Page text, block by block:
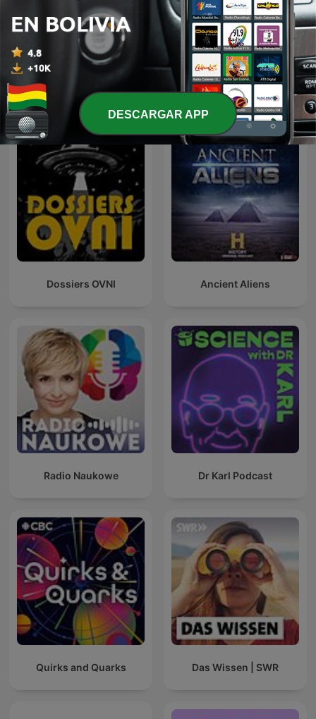
New Books in
Anthropology
Ecos Ambientales
Más podcasts internacionales de Ciencias
Dossiers OVNI Ancient Aliens
Radio Naukowe Dr Karl Podcast
Quirks and Quarks Das Wissen | SWR
DESCARGAR APP